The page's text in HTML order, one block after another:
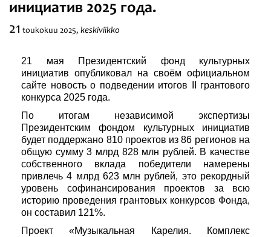
Festivaalit
инициатив 2025 года.
21 toukokuu 2025, keskiviikko
21 мая Президентский фонд культурных
инициатив опубликовал на своём официальном
сайте новость о подведении итогов II грантового
конкурса 2025 года.
По итогам независимой экспертизы
Президентским фондом культурных инициатив
будет поддержано 810 проектов из 86 регионов на
общую сумму 3 млрд 828 млн рублей. В качестве
собственного вклада победители намерены
привлечь 4 млрд 623 млн рублей, это рекордный
уровень софинансирования проектов за всю
историю проведения грантовых конкурсов Фонда,
он составил 121%.
Проект «Музыкальная Карелия. Комплекс